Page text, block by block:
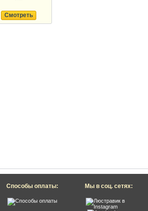
Смотреть
Способы оплаты: Мы в соц. сетях: